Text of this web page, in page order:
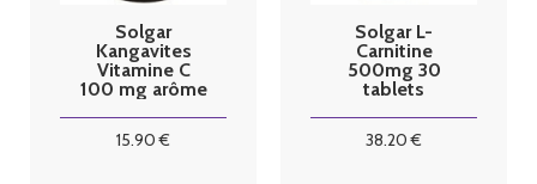
Solgar
Kangavites
Vitamine C
100 mg arôme
15.90 €
Solgar L-
Carnitine
500mg 30
tablets
38.20 €